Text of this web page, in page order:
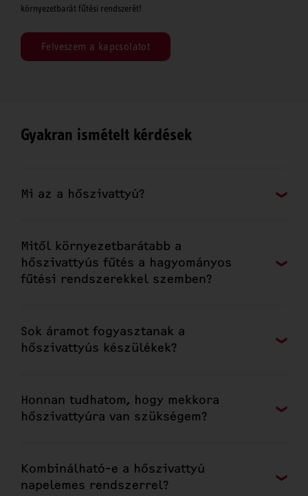
környezetbarát fűtési rendszerét!
Felveszem a kapcsolatot
Gyakran ismételt kérdések
Mi az a hőszivattyú?
Mitől környezetbarátabb a
hőszivattyús fűtés a hagyományos
fűtési rendszerekkel szemben?
Sok áramot fogyasztanak a
hőszivattyús készülékek?
Honnan tudhatom, hogy mekkora
hőszivattyúra van szükségem?
Kombinálható-e a hőszivattyú
napelemes rendszerrel?